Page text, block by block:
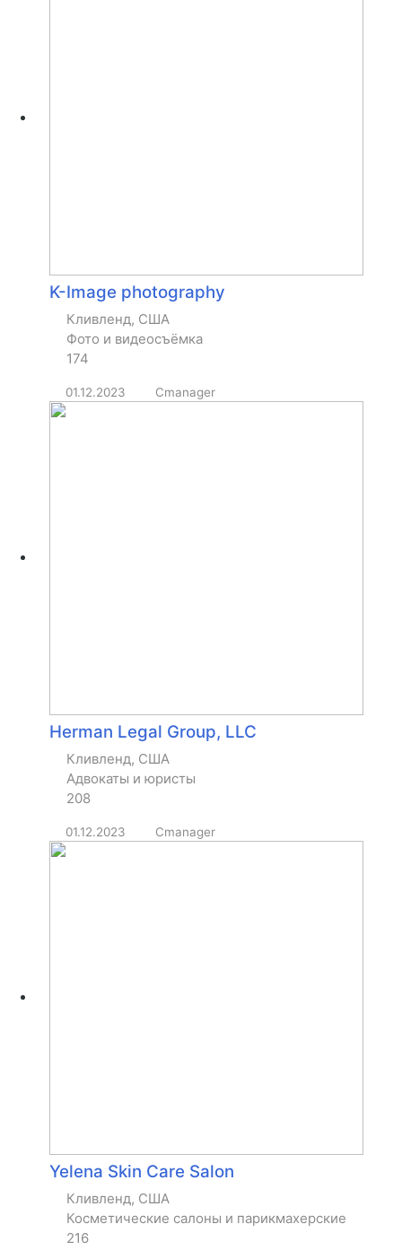
K-Image photography
Кливленд, США
Фото и видеосъёмка
174
01.12.2023 Cmanager
Herman Legal Group, LLC
Кливленд, США
Адвокаты и юристы
208
01.12.2023 Cmanager
Yelena Skin Care Salon
Кливленд, США
Косметические салоны и парикмахерские
216